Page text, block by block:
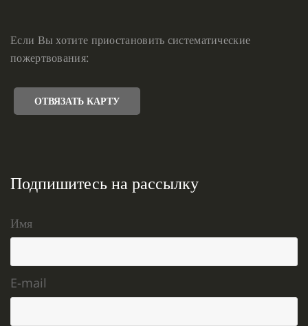
Если Вы хотите приостановить систематические
пожертвования:
ОТВЯЗАТЬ КАРТУ
Подпишитесь на рассылку
Имя
E-mail